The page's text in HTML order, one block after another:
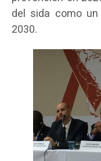
del sida como
2030.